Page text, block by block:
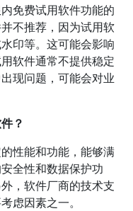
免费试用软件功能的
不推荐，因为试用软
印等。这可能会影响
软件通常不提供稳定
现问题，可能会对业
？
性能和功能，能够满
全性和数据保护功
，软件厂商的技术支
虑因素之一。